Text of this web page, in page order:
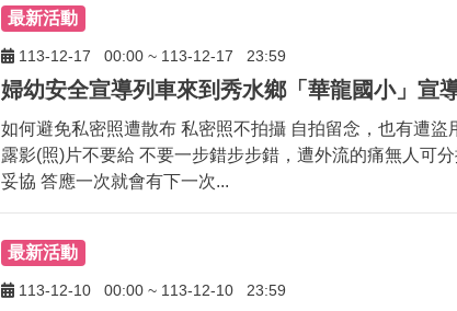
最新活動
113-12-17 00:00~ 113-12-17 23:59
如何避免私密照遭散布 私密照不拍攝 自拍留念，也有遭盜
露影(照)片不要給 不要一步錯步步錯，遭外流的痛無人可
妥協 答應一次就會有下一次...
最新活動
113-12-10 00:00~ 113-12-10 23:59